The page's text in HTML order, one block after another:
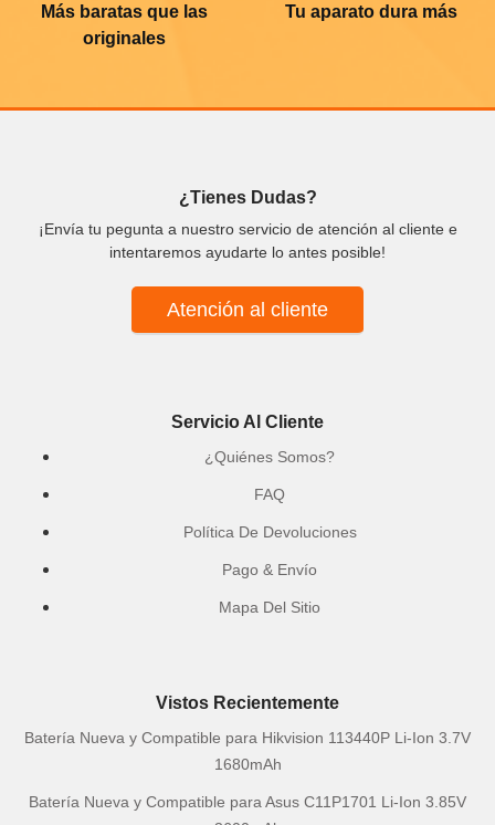
Más baratas que las
originales
Tu aparato dura más
¿Tienes Dudas?
¡Envía tu pegunta a nuestro servicio de atención al cliente e
intentaremos ayudarte lo antes posible!
Atención al cliente
Servicio Al Cliente
¿Quiénes Somos?
FAQ
Política De Devoluciones
Pago & Envío
Mapa Del Sitio
Vistos Recientemente
Batería Nueva y Compatible para Hikvision 113440P Li-Ion 3.7V
1680mAh
Batería Nueva y Compatible para Asus C11P1701 Li-Ion 3.85V